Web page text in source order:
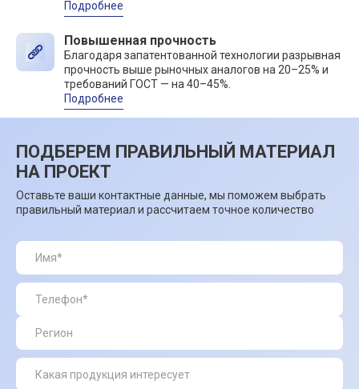
Подробнее
Повышенная прочность
Благодаря запатентованной технологии разрывная
прочность выше рыночных аналогов на 20–25% и
требований ГОСТ — на 40–45%.
Подробнее
ПОДБЕРЕМ ПРАВИЛЬНЫЙ МАТЕРИАЛ
НА ПРОЕКТ
Оставьте ваши контактные данные, мы поможем выбрать
правильный материал и рассчитаем точное количество